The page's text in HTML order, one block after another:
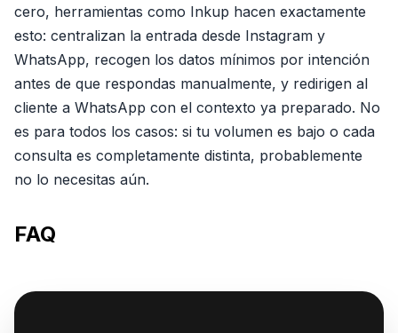
cero, herramientas como Inkup hacen exactamente
esto: centralizan la entrada desde Instagram y
WhatsApp, recogen los datos mínimos por intención
antes de que respondas manualmente, y redirigen al
cliente a WhatsApp con el contexto ya preparado. No
es para todos los casos: si tu volumen es bajo o cada
consulta es completamente distinta, probablemente
no lo necesitas aún.
FAQ